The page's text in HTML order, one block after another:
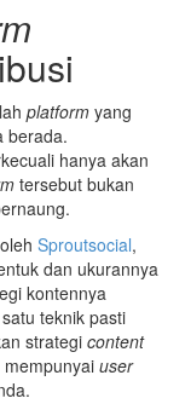
platform yang
berada.
hanya akan
tersebut bukan
Sproutsocial,
dan ukurannya
kontennya
teknik pasti
strategi content
mempunyai user